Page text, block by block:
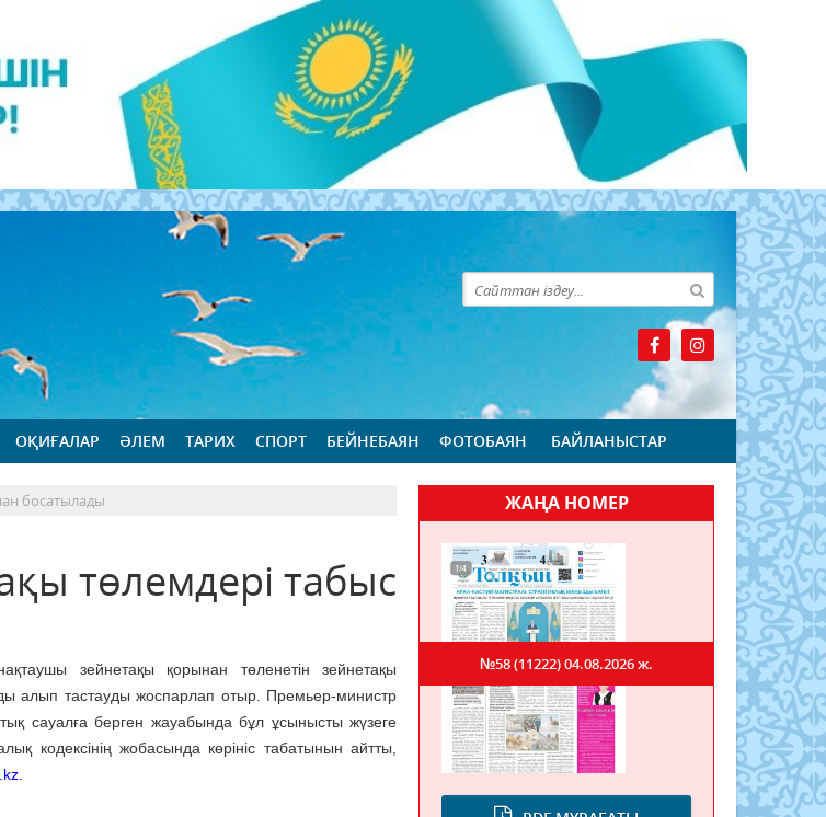
ОҚИҒАЛАР ӘЛЕМ ТАРИХ СПОРТ БЕЙНЕБАЯН ФОТОБАЯН БАЙЛАНЫСТАР
босатылады
төлемдері табыс
зейнетақы қорынан төленетін зейнетақы
алып тастауды жоспарлап отыр. Премьер-министр
сауалға берген жауабында бұл ұсынысты жүзеге
кодексінің жобасында көрініс табатынын айтты,
ЖАҢА НОМЕР
№58 (11222)04.08.2026 ж.